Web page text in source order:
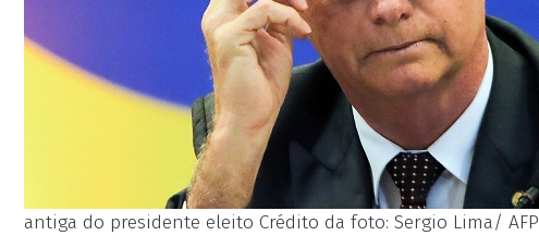
antiga do presidente eleito Crédito da foto: Sergio Lima/ AFP